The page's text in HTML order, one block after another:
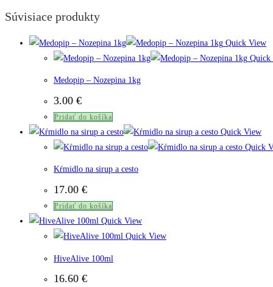
Súvisiace produkty
Quick View
Quick
Medopip – Nozepina 1kg
3.00 €
Pridať do košíka
Quick View
Quick
Kŕmidlo na sirup a cesto
17.00 €
Pridať do košíka
Quick View
Quick View
HiveAlive 100ml
16.60 €